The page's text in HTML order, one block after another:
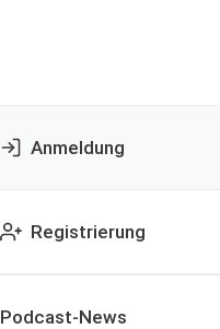
Anmeldung
Registrierung
Podcast-News